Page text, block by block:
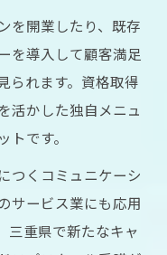
の多彩なキャリ
後の働き方と可
・副業を後押し
らしい働き方を
を開業したり、既存
を導入して顧客満足
られます。資格取得
活かした独自メニュ
です。
つくコミュニケーシ
サービス業にも応用
三重県で新たなキャ